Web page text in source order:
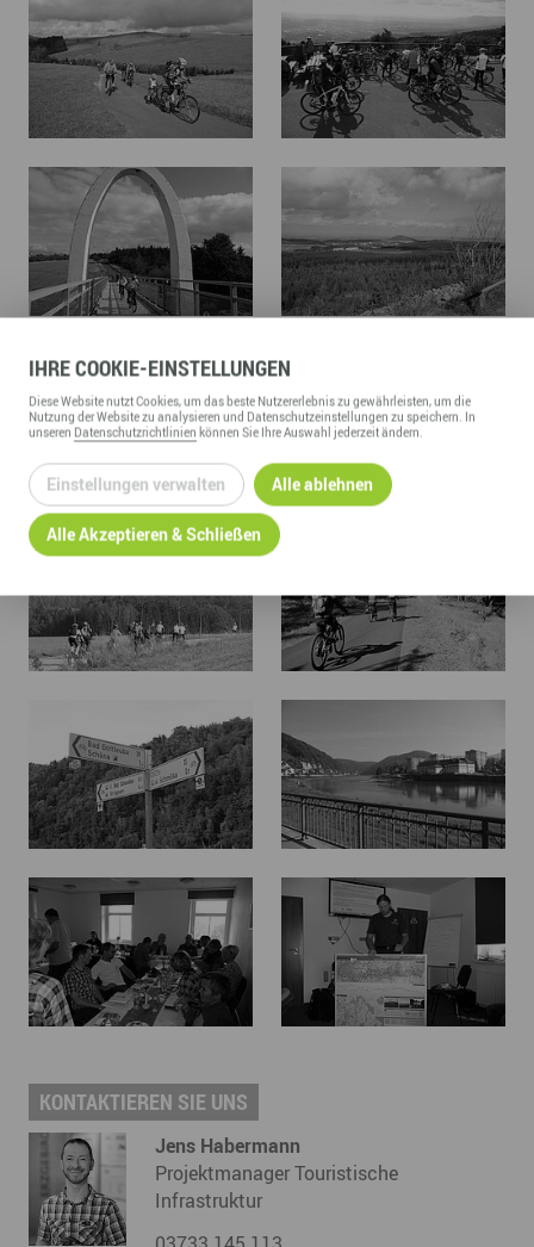
KONTAKTIEREN SIE UNS
Jens Habermann
Projektmanager Touristische
Infrastruktur
IHRECOOKIE-EINSTELLUNGEN
DieseWebsitenutzt Cookies, um das beste Nutzererlebnis zu gewährleisten, um die
Nutzung derWebsitezu analysieren und Datenschutzeinstellungen zu speichern. In
unseren Datenschutzrichtlinien können Sie Ihre Auswahl jederzeit ändern.
Einstellungen verwalten Alle ablehnen
Alle Akzeptieren & Schließen